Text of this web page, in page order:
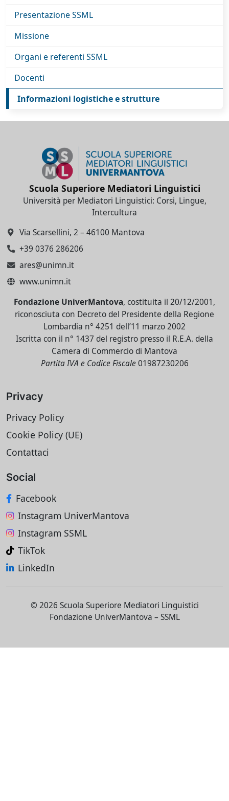
Presentazione SSML
Missione
Organi e referenti SSML
Docenti
Informazioni logistiche e strutture
Scuola Superiore Mediatori Linguistici
Università per Mediatori Linguistici: Corsi, Lingue,
Intercultura
Via Scarsellini, 2 – 46100 Mantova
+39 0376 286206
ares@unimn.it
www.unimn.it
Fondazione UniverMantova, costituita il 20/12/2001,
riconosciuta con Decreto del Presidente della Regione
Lombardia n° 4251 dell’11 marzo 2002
Iscritta con il n° 1437 del registro presso il R.E.A. della
Camera di Commercio di Mantova
Partita IVA e Codice Fiscale01987230206
Privacy
Privacy Policy
Cookie Policy (UE)
Contattaci
Social
Facebook
Instagram UniverMantova
Instagram SSML
TikTok
LinkedIn
© 2026 Scuola Superiore Mediatori Linguistici
Fondazione UniverMantova – SSML